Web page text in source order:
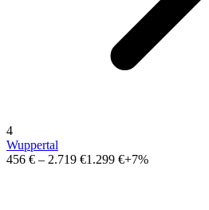
4
Wuppertal
456 € – 2.719 €1.299 €+7%